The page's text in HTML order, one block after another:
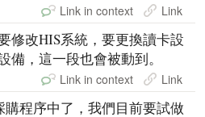
Link in context Link
修改HIS系統，要更換讀卡設
備，這一段也會被動到。
Link in context Link
購程序中了，我們目前要試做